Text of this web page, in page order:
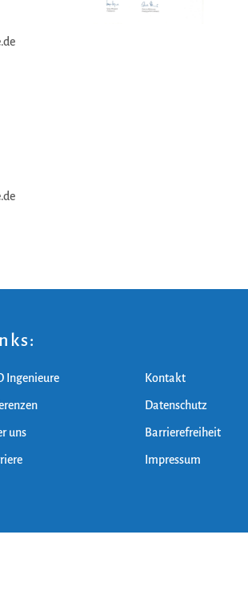
Ingenieure
uns
Kontakt
Datenschutz
Barrierefreiheit
Impressum